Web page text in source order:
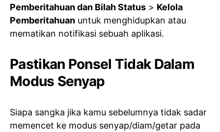
Pemberitahuan dan Bilah Status > Kelola
Pemberitahuan untuk menghidupkan atau
mematikan notifikasi sebuah aplikasi.
Pastikan Ponsel Tidak Dalam
Modus Senyap
Siapa sangka jika kamu sebelumnya tidak sadar
memencet ke modus senyap/diam/getar pada